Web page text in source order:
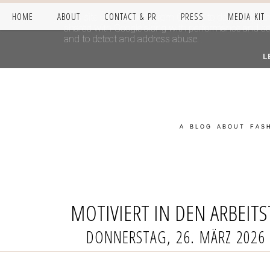
HOME ABOUT CONTACT & PR PRESS MEDIA KIT
A BLOG ABOUT
MOTIVIERT IN DEN
DONNERSTAG, 26. MÄRZ 2026
This site uses cookies from Google to deliver its
shared with Google along with performance and
and to detect and address abuse.